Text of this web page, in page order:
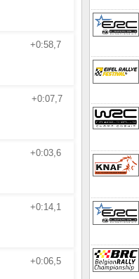
+0:58,7
+0:07,7
+0:03,6
+0:14,1
+0:06,5